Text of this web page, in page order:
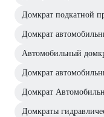
Домкрат подкатной
Домкрат
Автомобильный
Домкрат
Домкрат
Домкраты